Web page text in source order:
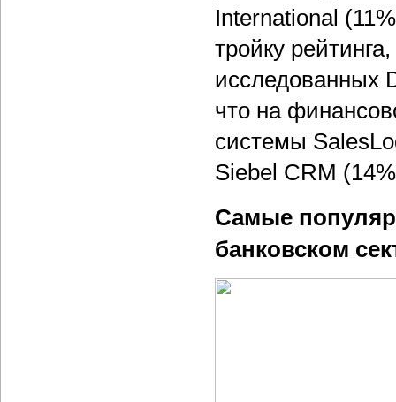
International
тройку
исследованных
что на
системы
Siebel CRM
Самые
банковском